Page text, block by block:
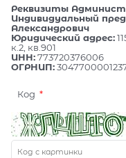
Реквизиты
Индивидуальный
Александрович
Юридический адрес:
к.2, кв.901
ИНН:773720376006
ОГРНИП:
Код